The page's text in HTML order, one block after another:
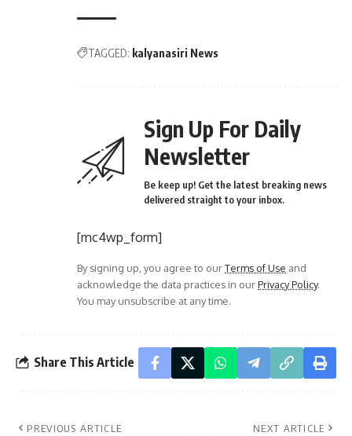
TAGGED: kalyanasiri News
Sign Up For Daily
Newsletter
Be keep up! Get the latest breaking news
delivered straight to your inbox.
[mc4wp_form]
By signing up, you agree to ourTerms of Use and
acknowledge the data practices in ourPrivacy Policy.
You may unsubscribe at any time.
Share This Article
PREVIOUS ARTICLE NEXT ARTICLE